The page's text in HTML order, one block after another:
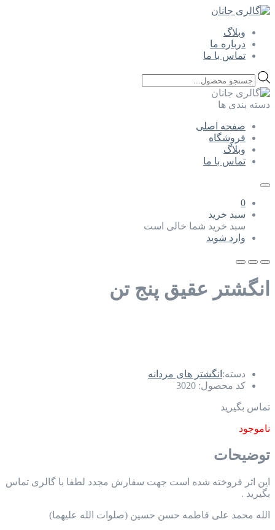
وبلاگ
درباره ما
تماس با ما
Products
search
دسته بندی ها
صفحه اصلی
فروشگاه
وبلاگ
تماس با ما
0
سبد خرید
سبد خرید شما خالی است
وارد شوید
انگشتر عقیق پنج تن
دسته: انگشتر های مردانه
کد محصول: 3020
تماس بگیرید
ناموجود
توضیحات
این اثر فروخته شده است جهت سفارش مجدد لطفا با گالری تماس
بگیرید .
الله محمد علی فاطمه حسن حسین (صلوات الله علیهما)